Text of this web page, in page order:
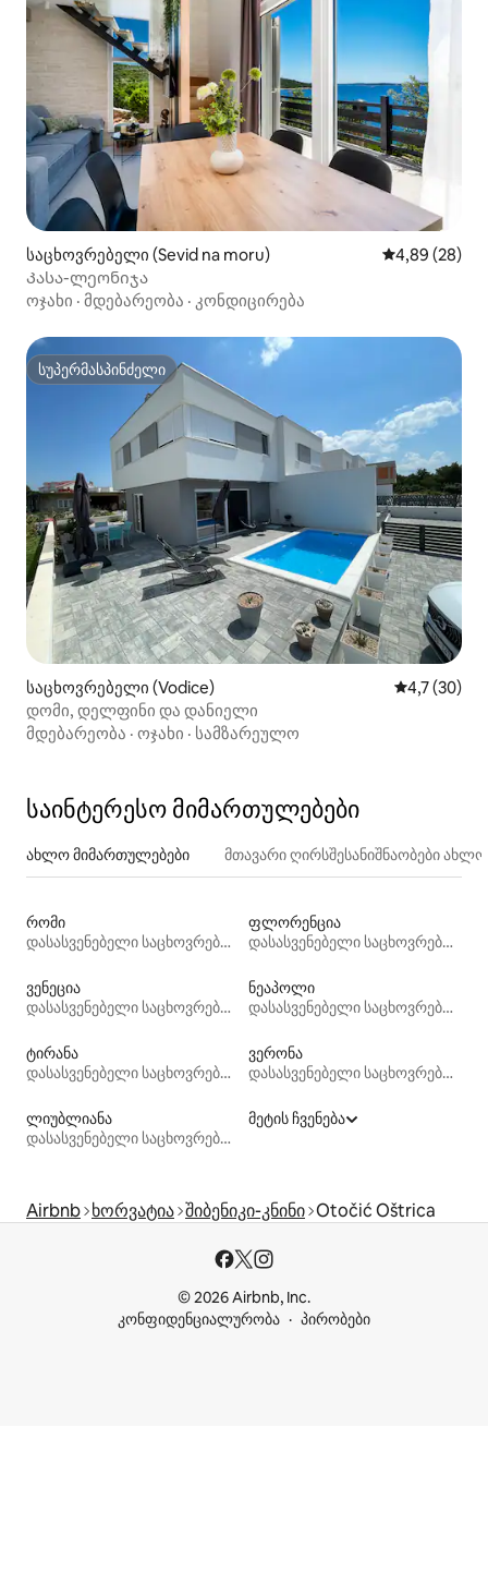
საცხოვრებელი (Sevid na moru) საშუალო
4,89 (28)
Კასა-ლეონიჯა
ოჯახი · მდებარეობა · კონდიცირება
სუპერმასპინძელი
სუპერმასპინძელი
საცხოვრებელი (Vodice) საშუალო
4,7 (30)
დომი, დელფინი და დანიელი
მდებარეობა · ოჯახი · სამზარეულო
საინტერესო მიმართულებები
ახლო მიმართულებები მთავარი ღირსშესანიშნაობები
რომი
დასასვენებელი საცხოვრებლები
ფლორენცია
დასასვენებელი საცხოვრებლები
ვენეცია
დასასვენებელი საცხოვრებლები
ნეაპოლი
დასასვენებელი საცხოვრებლები
ტირანა
დასასვენებელი საცხოვრებლები
ვერონა
დასასვენებელი საცხოვრებლები
ლიუბლიანა
დასასვენებელი საცხოვრებლები
მეტის ჩვენება
Airbnb ხორვატია შიბენიკი-კნინი Otočić Oštrica
© 2026 Airbnb, Inc.
კონფიდენციალურობა
პირობები